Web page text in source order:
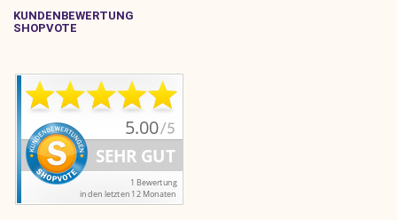
KUNDENBEWERTUNG
SHOPVOTE